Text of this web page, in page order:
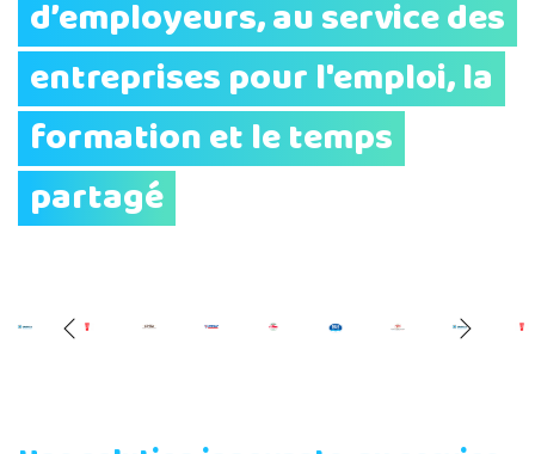
d’employeurs, au service des
entreprises pour l'emploi, la
formation et le temps
partagé